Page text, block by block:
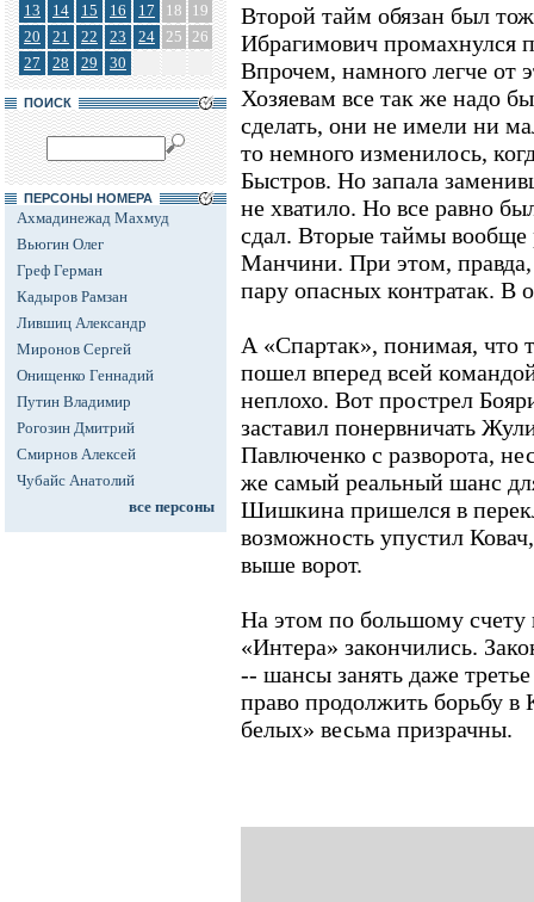
13
14 15 16 17 18
19
20
21 22 23 24 25 26
27
28 29 30
ПОИСК
ПЕРСОНЫ НОМЕРА
Ахмадинежад Махмуд
Вьюгин Олег
Греф Герман
Кадыров Рамзан
Лившиц Александр
Миронов Сергей
Онищенко Геннадий
Путин Владимир
Рогозин Дмитрий
Смирнов Алексей
Чубайс Анатолий
все персоны
Второй тайм обязан был
Ибрагимович промахнулся
Впрочем, намного легче от
Хозяевам все так же надо
сделать, они не имели ни
то немного изменилось,
Быстров. Но запала
не хватило. Но все равно
сдал. Вторые таймы вообще
Манчини. При этом, правда,
пару опасных контратак. В
А «Спартак», понимая, что
пошел вперед всей
неплохо. Вот прострел
заставил понервничать
Павлюченко с разворота,
же самый реальный шанс
Шишкина пришелся в
возможность упустил
выше ворот.
На этом по большому
«Интера» закончились.
-- шансы занять даже
право продолжить борьбу
белых» весьма призрачны.